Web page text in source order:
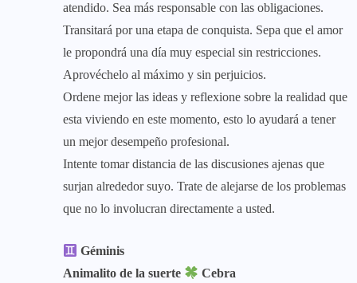
atendido. Sea más responsable con las obligaciones.
Transitará por una etapa de conquista. Sepa que el amor
le propondrá una día muy especial sin restricciones.
Aprovéchelo al máximo y sin perjuicios.
Ordene mejor las ideas y reflexione sobre la realidad que
esta viviendo en este momento, esto lo ayudará a tener
un mejor desempeño profesional.
Intente tomar distancia de las discusiones ajenas que
surjan alrededor suyo. Trate de alejarse de los problemas
que no lo involucran directamente a usted.
Géminis
Animalito de la suerte
Cebra